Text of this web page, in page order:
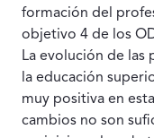
formación del
objetivo 4 de los
La evolución de las
la edu­cación
muy positiva en
cambios no son